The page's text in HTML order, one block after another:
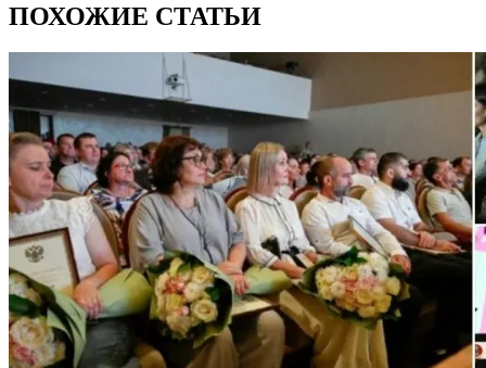
ПОХОЖИЕ СТАТЬИ